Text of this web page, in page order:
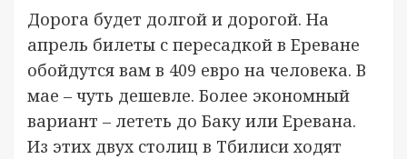
Дорога будет долгой и дорогой. На
апрель билеты с пересадкой в Ереване
обойдутся вам в 409 евро на человека. В
мае – чуть дешевле. Более экономный
вариант – лететь до Баку или Еревана.
Из этих двух столиц в Тбилиси ходят